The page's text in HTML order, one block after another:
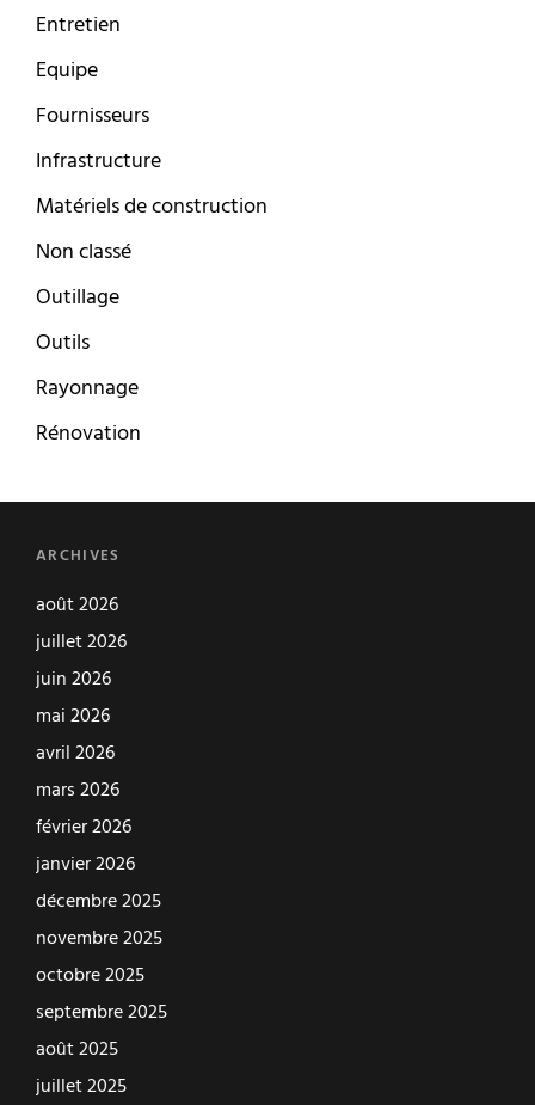
Entretien
Equipe
Fournisseurs
Infrastructure
Matériels de construction
Non classé
Outillage
Outils
Rayonnage
Rénovation
ARCHIVES
août 2026
juillet 2026
juin 2026
mai 2026
avril 2026
mars 2026
février 2026
janvier 2026
décembre 2025
novembre 2025
octobre 2025
septembre 2025
août 2025
juillet 2025